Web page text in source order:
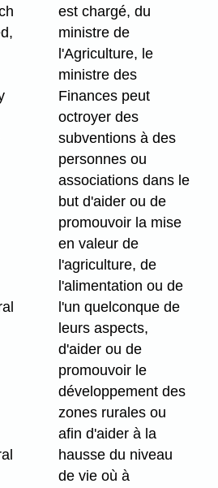
est chargé, du
ministre de
l'Agriculture, le
ministre des
Finances peut
octroyer des
subventions à des
personnes ou
associations dans le
but d'aider ou de
promouvoir la mise
en valeur de
l'agriculture, de
l'alimentation ou de
l'un quelconque de
leurs aspects,
d'aider ou de
promouvoir le
développement des
zones rurales ou
afin d'aider à la
hausse du niveau
de vie où à